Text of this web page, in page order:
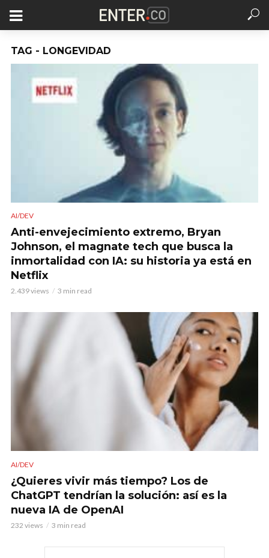
TAG - LONGEVIDAD
AI/DEV
Anti-envejecimiento extremo, Bryan
Johnson, el magnate tech que busca la
inmortalidad con IA: su historia ya está en
Netflix
2.439 views 3 min read
AI/DEV
¿Quieres vivir más tiempo? Los de
ChatGPT tendrían la solución: así es la
nueva IA de OpenAI
232 views 3 min read